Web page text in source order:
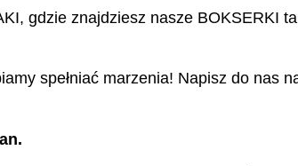
gdzie znajdziesz nasze BOKSERKI
spełniać marzenia! Napisz do nas